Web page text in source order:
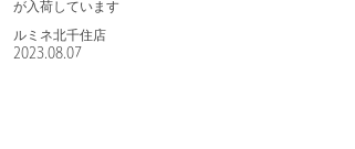
が入荷しています
ルミネ北千住店
2023.08.07